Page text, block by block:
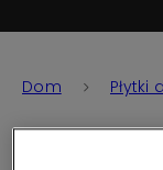
Dom Płytki